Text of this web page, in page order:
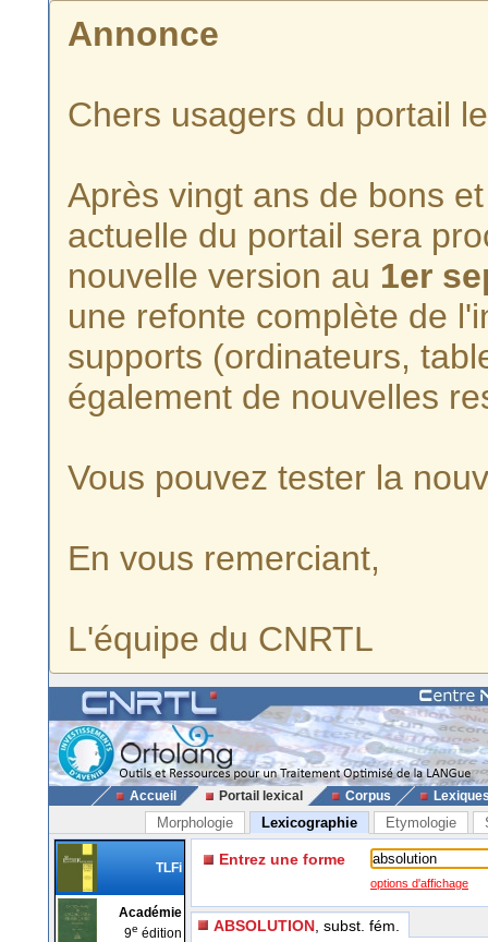
Annonce
Chers usagers du portail
Après vingt ans de bons
actuelle du portail sera
nouvelle version au 1er
une refonte complète de
supports (ordinateurs,
également de nouvelles
Vous pouvez tester la
En vous remerciant,
L'équipe du CNRTL
Accueil Portail lexical Corpus
Morphologie Lexicographie Etymologie
TLFi
Académie
9e édition
Entrez une forme
options d'affichage
ABSOLUTION , subst. fém.